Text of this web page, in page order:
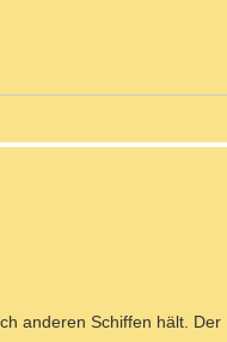
anderen Schiffen hält. Der